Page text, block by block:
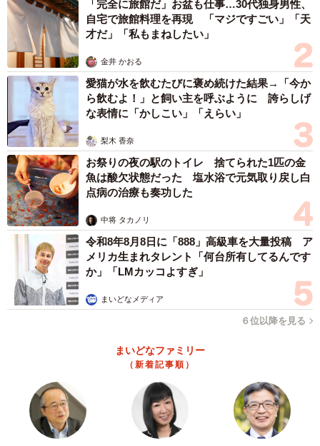
た。次の第8週からは、結が夢に向かってぐんぐんと進んで
いきます」
と展望を語った。第8週「さよなら糸島、ただいま神戸」か
らは新天地・神戸で再出発となる米田家。来週からの展開
も見逃せない。
『おむすび』番組公式サイト
「完全に旅館だ」お盆も仕事…30代独身男性、
自宅で旅館料理を再現 「マジですごい」「天
才だ」「私もまねしたい」
金井 かおる
愛猫が水を飲むたびに褒め続けた結果→「今か
ら飲むよ！」と飼い主を呼ぶように 誇らしげ
な表情に「かしこい」「えらい」
梨木 香奈
お祭りの夜の駅のトイレ 捨てられた1匹の金
魚は酸欠状態だった 塩水浴で元気取り戻し白
点病の治療も奏功した
中将 タカノリ
令和8年8月8日に「888」高級車を大量投稿 ア
メリカ生まれタレント「何台所有してるんです
か」「LMカッコよすぎ」
まいどなメディア
６位以降を見る
まいどなファミリー
（新着記事順）